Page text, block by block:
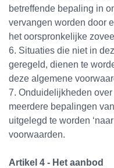
betreffende bepaling in
vervangen worden door
het oorspronkelijke
6. Situaties die niet in
geregeld, dienen te
deze algemene
7. Onduidelijkheden
meerdere bepalingen
uitgelegd te worden
voorwaarden.
Artikel 4 - Het aanbod